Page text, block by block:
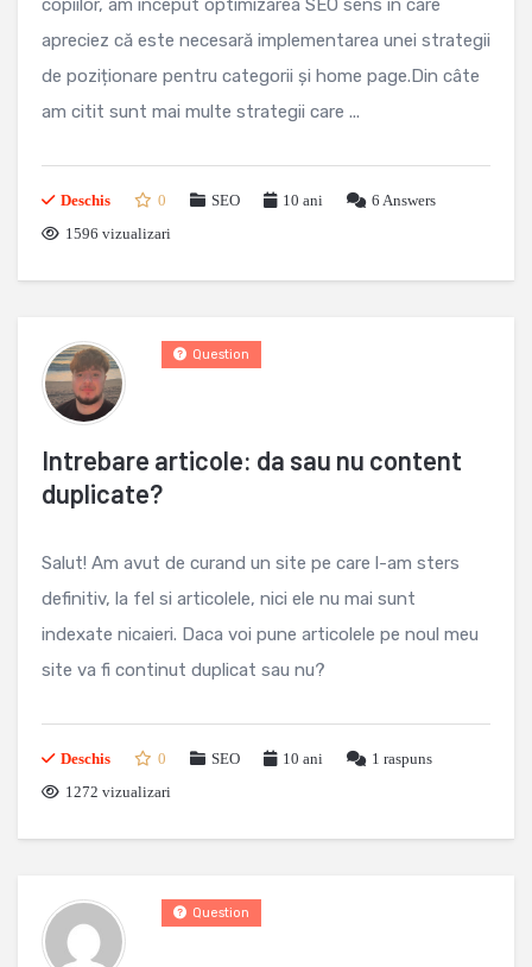
copiilor, am început optimizarea SEO sens în care
apreciez că este necesară implementarea unei strategii
de poziționare pentru categorii și home page.Din câte
am citit sunt mai multe strategii care ...
Deschis 0 SEO 10 ani 6 Answers
1596 vizualizari
Intrebare articole: da sau nu content
duplicate?
Question
Salut! Am avut de curand un site pe care l-am sters
definitiv, la fel si articolele, nici ele nu mai sunt
indexate nicaieri. Daca voi pune articolele pe noul meu
site va fi continut duplicat sau nu?
Deschis 0 SEO 10 ani 1 raspuns
1272 vizualizari
Question